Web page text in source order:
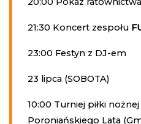
21:30 Koncert zespołu
23:00 Festyn z DJ-em
23 lipca (SOBOTA)
10:00 Turniej piłki
Poroniańskiego Lata